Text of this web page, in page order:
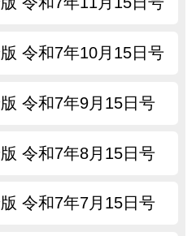
令和7年10月15日号
令和7年9月15日号
令和7年8月15日号
令和7年7月15日号